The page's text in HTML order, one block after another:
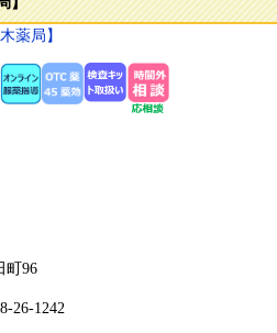
薬局】
町96
1242​